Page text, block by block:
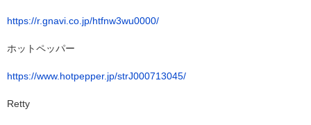
https://r.gnavi.co.jp/htfnw3wu0000/
ホットペッパー
https://www.hotpepper.jp/strJ000713045/
Retty